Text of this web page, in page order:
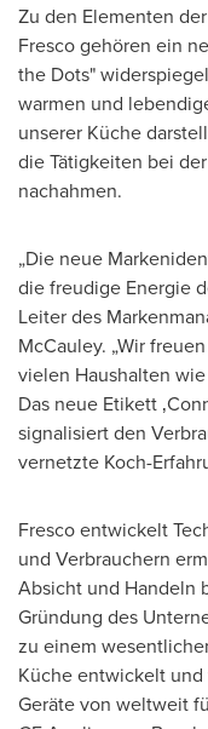
Zu den Elementen
Fresco gehören ein
the Dots"
warmen und
unserer Küche
die Tätigkeiten bei
nachahmen.
„Die neue
die freudige Energie
Leiter des
McCauley. „Wir
vielen Haushalten
Das neue Etikett
signalisiert den
vernetzte Koch-
Fresco entwickelt
und Verbrauchern
Absicht und Handeln
Gründung des
zu einem
Küche entwickelt
Geräte von weltweit